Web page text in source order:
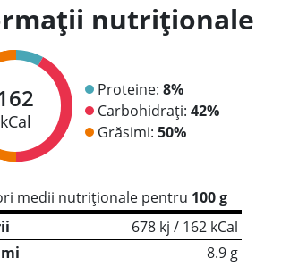
nutriționale
kCal
Proteine: 8%
Carbohidrați: 42%
Grăsimi: 50%
medii nutriționale pentru 100 g
678 kj / 162 kCal
8.9 g